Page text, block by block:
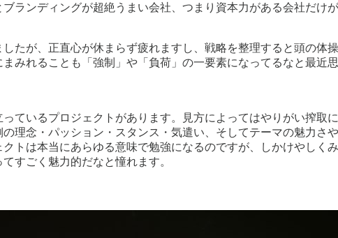
ランディングが超絶うまい会社、つまり資本力がある会社だけ
たが、正直心が休まらず疲れますし、戦略を整理すると頭の体
みれることも「強制」や「負荷」の一要素になってるなと最近思
ているプロジェクトがあります。見方によってはやりがい搾取
理念・パッション・スタンス・気遣い、そしてテーマの魅力さ
トは本当にあらゆる意味で勉強になるのですが、しかけやしく
すごく魅力的だなと憧れます。